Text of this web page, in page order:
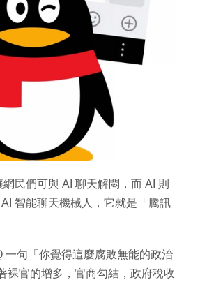
民們可與 AI 聊天解悶，而 AI 則
智能聊天機械人，它就是「騰訊
一句「你覺得這麼腐敗無能的政治
裸官的增多，官商勾結，政府稅收